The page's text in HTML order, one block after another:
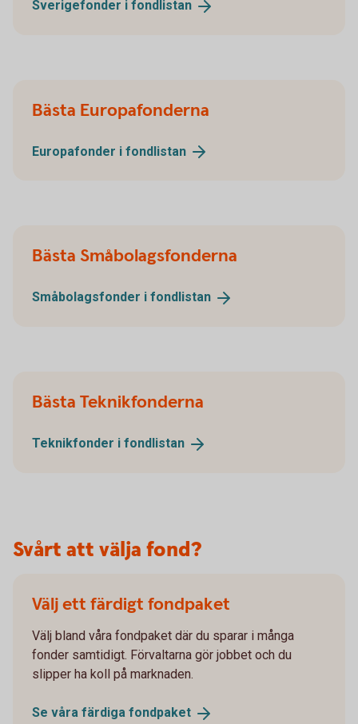
Sverigefonder i fondlistan
Bästa Europafonderna
Europafonder i fondlistan
Bästa Småbolagsfonderna
Småbolagsfonder i fondlistan
Bästa Teknikfonderna
Teknikfonder i fondlistan
Svårt att välja fond?
Välj ett färdigt fondpaket
Välj bland våra fondpaket där du sparar i många
fonder samtidigt. Förvaltarna gör jobbet och du
slipper ha koll på marknaden.
Se våra färdiga fondpaket